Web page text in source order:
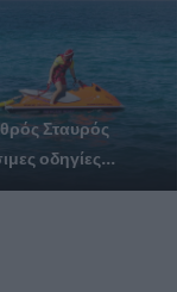
Σταυρός
οδηγίες...